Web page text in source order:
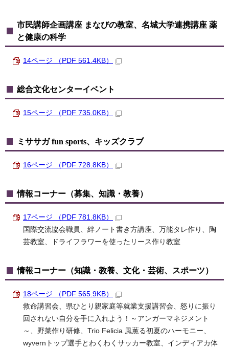
市民講師企画講座 まなびの教室、名城大学連携講座 薬
と健康の科学
14ページ （PDF 561.4KB）
総合文化センターイベント
15ページ （PDF 735.0KB）
ミササガ fun sports、キッズクラブ
16ページ （PDF 728.8KB）
情報コーナー（募集、知識・教養）
17ページ （PDF 781.8KB）
国際交流協会職員、絆ノート書き方講座、万能タレ作り、陶
芸教室、ドライフラワーを使ったリース作り教室
情報コーナー（知識・教養、文化・芸術、スポーツ）
18ページ （PDF 565.9KB）
救命講習会、県ひとり親家庭等就業支援講習会、怒りに振り
回されない自分を手に入れよう！～アンガーマネジメント
～、野菜作り研修、Trio Felicia 風薫る初夏のハーモニー、
wyvernトップ選手とわくわくサッカー教室、インディアカ体